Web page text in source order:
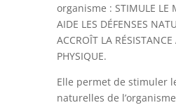
organisme : STIMULE LE
AIDE LES DÉFENSES
ACCROÎT LA RÉSISTANCE
PHYSIQUE.
Elle permet de stimuler
naturelles de